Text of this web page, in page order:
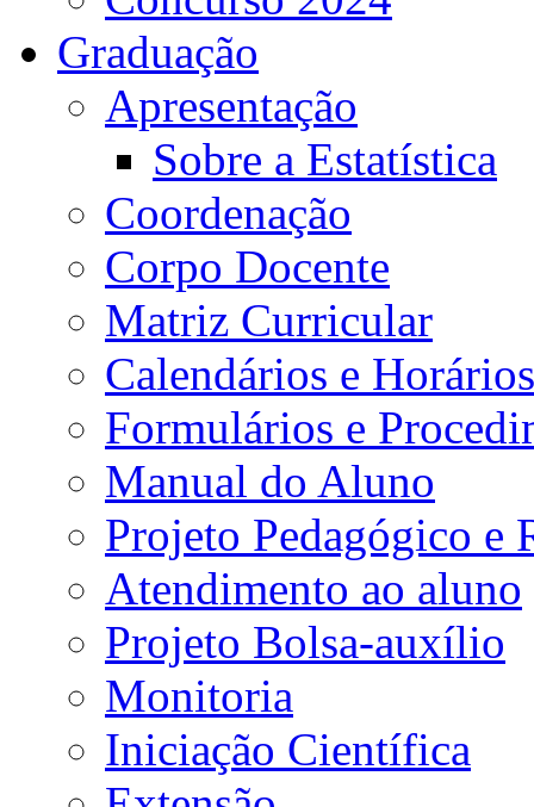
Graduação
Apresentação
Sobre a Estatística
Coordenação
Corpo Docente
Matriz Curricular
Calendários e Horários
Formulários e
Manual do Aluno
Projeto Pedagógico e
Atendimento ao aluno
Projeto Bolsa-auxílio
Monitoria
Iniciação Científica